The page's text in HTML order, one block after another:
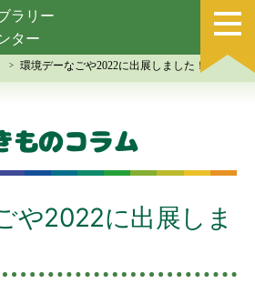
ラリー
ター
環境デーなごや2022に出展しました！
ものコラム
や2022に出展しま